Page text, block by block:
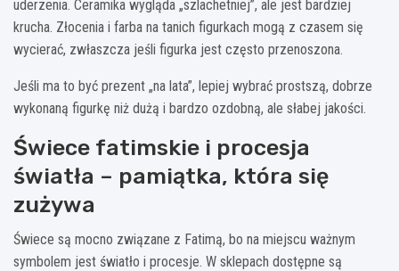
uderzenia. Ceramika wygląda „szlachetniej”, ale jest bardziej
krucha. Złocenia i farba na tanich figurkach mogą z czasem się
wycierać, zwłaszcza jeśli figurka jest często przenoszona.
Jeśli ma to być prezent „na lata”, lepiej wybrać prostszą, dobrze
wykonaną figurkę niż dużą i bardzo ozdobną, ale słabej jakości.
Świece fatimskie i procesja
światła – pamiątka, która się
zużywa
Świece są mocno związane z Fatimą, bo na miejscu ważnym
symbolem jest światło i procesje. W sklepach dostępne są